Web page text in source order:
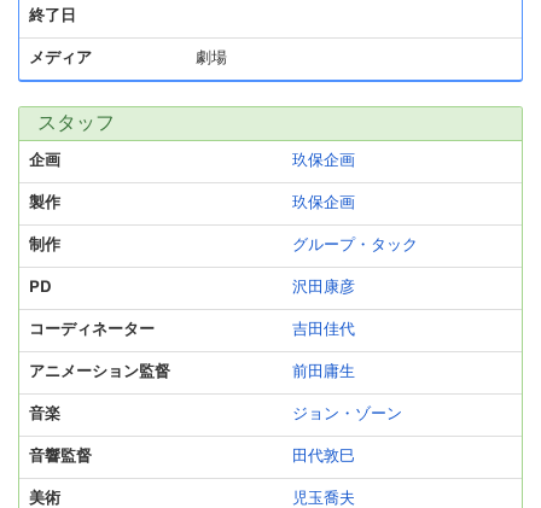
終了日
メディア 劇場
スタッフ
企画 玖保企画
製作 玖保企画
制作 グループ・タック
PD 沢田康彦
コーディネーター 吉田佳代
アニメーション監督 前田庸生
音楽 ジョン・ゾーン
音響監督 田代敦巳
美術 児玉喬夫